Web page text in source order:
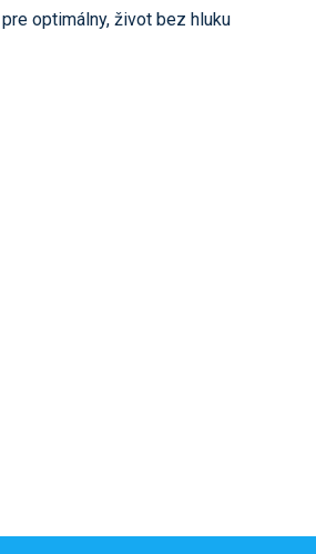
optimálny, život bez hluku